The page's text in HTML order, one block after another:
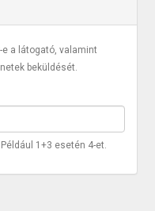
a látogató, valamint
beküldését.
1+3 esetén 4-et.